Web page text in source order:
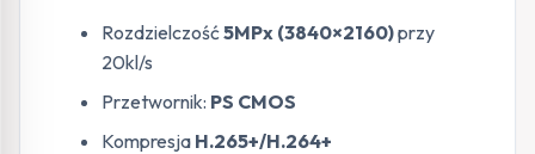
Rozdzielczość5MPx (3840×2160)przy
20kl/s
Przetwornik: PS CMOS
Kompresja H.265+/H.264+